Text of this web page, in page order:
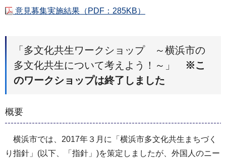
意見募集実施結果（PDF：285KB）
「多文化共生ワークショップ ～横浜市の
多文化共生について考えよう！～」 ※こ
のワークショップは終了しました
概要
横浜市では、2017年３月に「横浜市多文化共生まちづく
り指針」(以下、「指針」)を策定しましたが、外国人のニー